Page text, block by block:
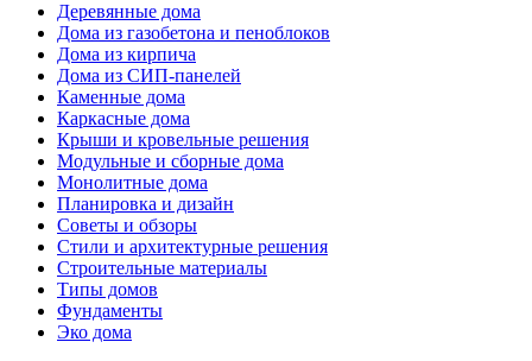
Деревянные дома
Дома из газобетона и пеноблоков
Дома из кирпича
Дома из СИП-панелей
Каменные дома
Каркасные дома
Крыши и кровельные решения
Модульные и сборные дома
Монолитные дома
Планировка и дизайн
Советы и обзоры
Стили и архитектурные решения
Строительные материалы
Типы домов
Фундаменты
Эко дома